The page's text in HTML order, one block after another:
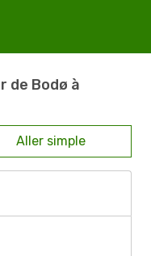
de Bodø à
Aller simple